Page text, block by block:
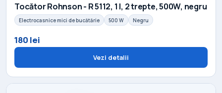
Tocător Rohnson - R 5112, 1 l, 2 trepte, 500W, negru
Electrocasnice mici de bucătărie 500 W Negru
180 lei
Vezi detalii